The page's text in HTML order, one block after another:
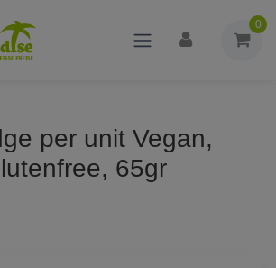
0
per unit Vegan,
65gr